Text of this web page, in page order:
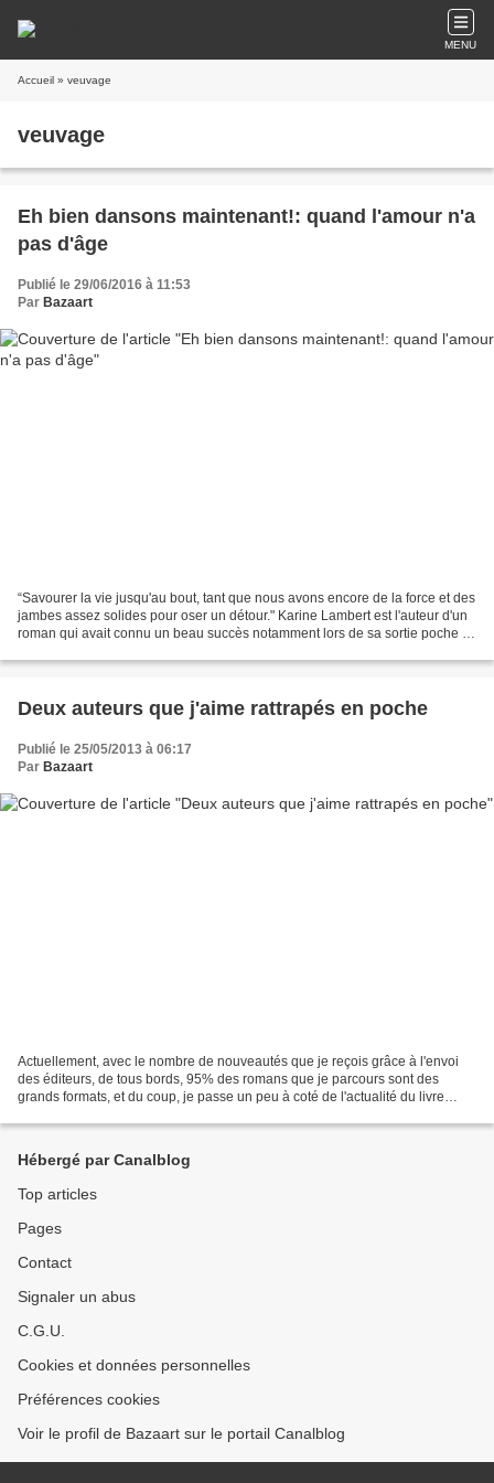
MENU
Accueil » veuvage
veuvage
Eh bien dansons maintenant!: quand l'amour n'a
pas d'âge
Publié le 29/06/2016 à 11:53
Par Bazaart
“Savourer la vie jusqu'au bout, tant que nous avons encore de la force et des
jambes assez solides pour oser un détour." Karine Lambert est l'auteur d'un
roman qui avait connu un beau succès notamment lors de sa sortie poche «
Deux auteurs que j'aime rattrapés en poche
Publié le 25/05/2013 à 06:17
Par Bazaart
Actuellement, avec le nombre de nouveautés que je reçois grâce à l'envoi
des éditeurs, de tous bords, 95% des romans que je parcours sont des
grands formats, et du coup, je passe un peu à coté de l'actualité du livre
Hébergé par Canalblog
Top articles
Pages
Contact
Signaler un abus
C.G.U.
Cookies et données personnelles
Préférences cookies
Voir le profil de Bazaart sur le portail Canalblog